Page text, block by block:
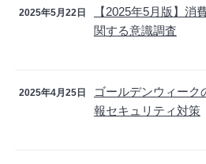
2025年5月22日
【2025年5月版】消
関する意識調査
2025年4月25日
ゴールデンウィーク
報セキュリティ対策